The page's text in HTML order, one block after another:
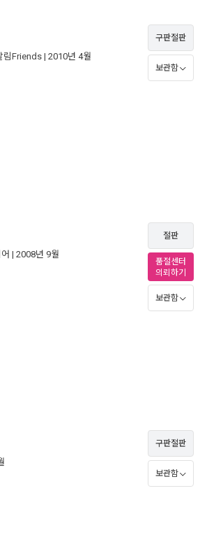
림Friends | 2010년 4월
구판절판
보관함
| 2008년 9월
절판
품절센터
의뢰하기
보관함
구판절판
보관함